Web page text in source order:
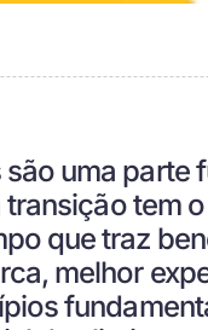
uma parte
tem
que traz
melhor